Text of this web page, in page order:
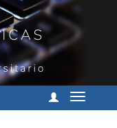
Cambiar